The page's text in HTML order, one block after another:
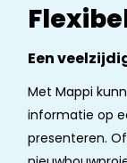
Een
Met Mappi
informatie op
presenteren.